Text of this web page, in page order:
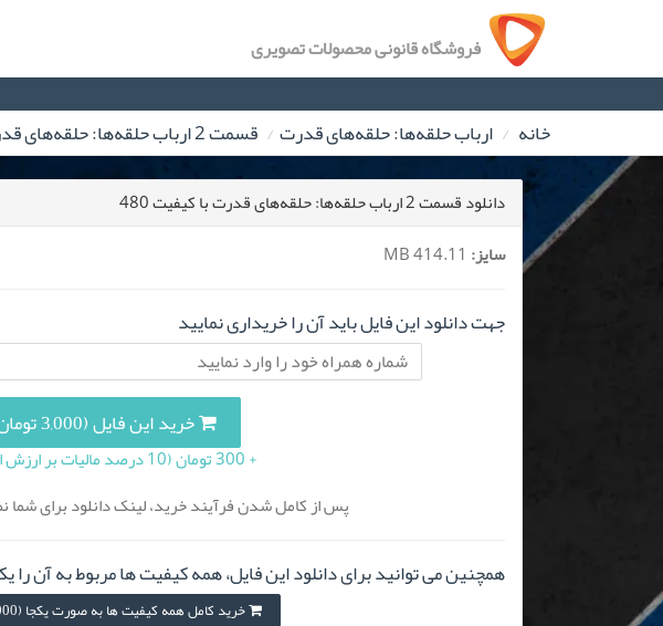
فروشگاه قانونی محصولات تصویری
خانه ارباب حلقه‌ها: حلقه‌های قدرت قسمت 2 ارباب حلقه‌ها: حلقه‌های قدرت
دانلود قسمت 2 ارباب حلقه‌ها: حلقه‌های قدرت با کیفیت 480
سایز:
جهت دانلود این فایل باید آن را خریداری نمایید
خرید این فایل (3,000 تومان)
+ 300 تومان (10 درصد مالیات بر ارزش افزوده)
پس از کامل شدن فرآیند خرید، لینک دانلود برای
همچنین می توانید برای دانلود این فایل، همه کیفیت ها مربوط به آن را
خرید کامل همه کیفیت ها به صورت یکجا (8,000 تومان)